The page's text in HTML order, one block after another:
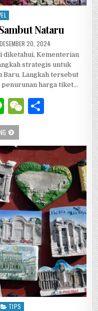
Nataru
PUBLISHED DATE:
DESEMBER 20, 2024
diketahui, Kementerian
strategis untuk
Baru. Langkah tersebut
penurunan harga tiket…
Li
n
e
W
h
at
e
KESIAPAN KEMENPAR SAMBUT
TIPS